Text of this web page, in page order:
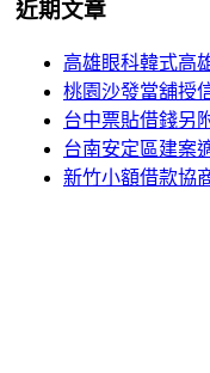
近期文章
高雄眼科韓式高
桃園沙發當舖授
台中票貼借錢另
台南安定區建案
新竹小額借款協